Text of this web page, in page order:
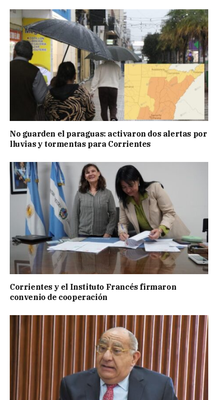
No guarden el paraguas: activaron dos alertas por
lluvias y tormentas para Corrientes
Corrientes y el Instituto Francés firmaron
convenio de cooperación